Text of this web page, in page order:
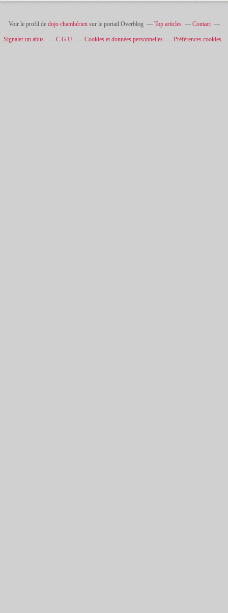
Voir le profil de dojo chambériensur le portail Overblog Top articles Contact
Signaler un abus C.G.U. Cookies et données personnelles Préférences cookies